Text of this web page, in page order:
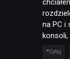
na PC i
Cytuj